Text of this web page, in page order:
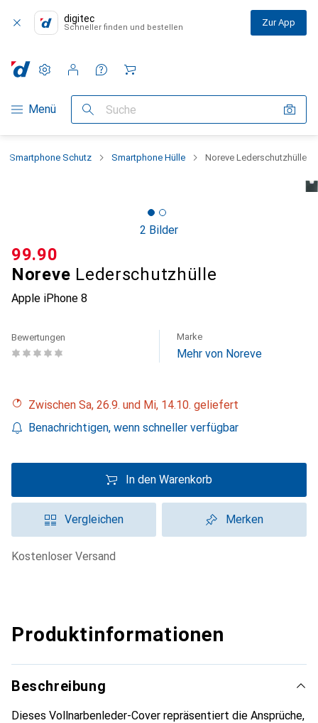
digitec
Schneller finden und bestellen Zur App
Navigation nach Kategorien
Menü Suche
Einstellungen
Kundenkonto
Vergleichslisten
Merklisten
Warenkorb
Smartphone Schutz Smartphone Hülle Noreve Lederschutzhülle
2 Bilder
Noreve Lederschutzhülle
Apple iPhone 8
CHF
99.90
Bewertungen Marke
Mehr von Noreve
Zwischen Sa, 26.9. und Mi, 14.10. geliefert
Benachrichtigen, wenn schneller verfügbar
In den Warenkorb
Vergleichen Merken
kostenloser Versand
Produktinformationen
Beschreibung
Dieses Vollnarbenleder-Cover repräsentiert die Ansprüche,